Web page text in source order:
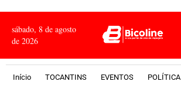
sábado, 8 de agosto
de 2026
Início TOCANTINS EVENTOS POLÍTICA